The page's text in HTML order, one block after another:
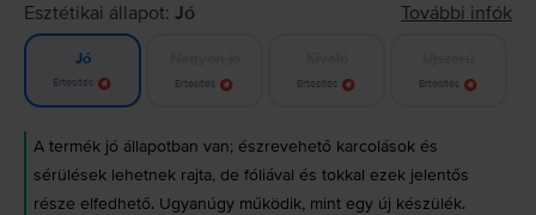
Esztétikai állapot: Jó További infók
Jó
Értesítés Értesítés Értesítés Értesítés
A termék jó állapotban van; észrevehető karcolások és
sérülések lehetnek rajta, de fóliával és tokkal ezek jelentős
része elfedhető. Ugyanúgy működik, mint egy új készülék.